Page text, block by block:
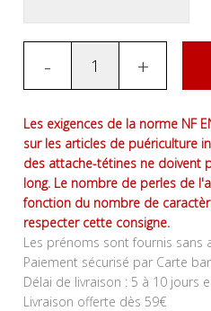
- +
Les exigences de la norme NF
sur les articles de puériculture
des attache-tétines ne doivent
long. Le nombre de perles de
fonction du nombre de
respecter cette consigne.
Les prénoms sont fournis sans
Paiement sécurisé par Carte
Délai de livraison : 5 à 10 jours
Livraison offerte dès 59€